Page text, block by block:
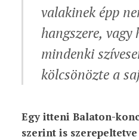
valakinek épp
hangszere, vagy
mindenki
kölcsönözte a
Egy itteni Balaton-
szerint is